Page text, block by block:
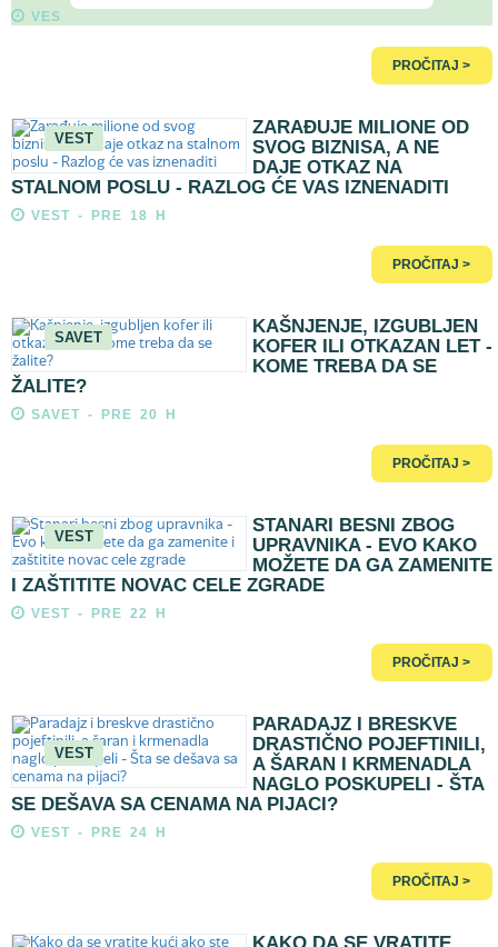
VEST - PRE 16 H
PROČITAJ >
VEST
ZARAĐUJE MILIONE OD
SVOG BIZNISA, A NE
DAJE OTKAZ NA
STALNOM POSLU - RAZLOG ĆE VAS IZNENADITI
VEST - PRE 18 H
PROČITAJ >
SAVET
KAŠNJENJE, IZGUBLJEN
KOFER ILI OTKAZAN LET -
KOME TREBA DA SE
ŽALITE?
SAVET - PRE 20 H
PROČITAJ >
VEST
STANARI BESNI ZBOG
UPRAVNIKA - EVO KAKO
MOŽETE DA GA ZAMENITE
I ZAŠTITITE NOVAC CELE ZGRADE
VEST - PRE 22 H
PROČITAJ >
VEST
PARADAJZ I BRESKVE
DRASTIČNO POJEFTINILI,
A ŠARAN I KRMENADLA
NAGLO POSKUPELI - ŠTA
SE DEŠAVA SA CENAMA NA PIJACI?
VEST - PRE 24 H
PROČITAJ >